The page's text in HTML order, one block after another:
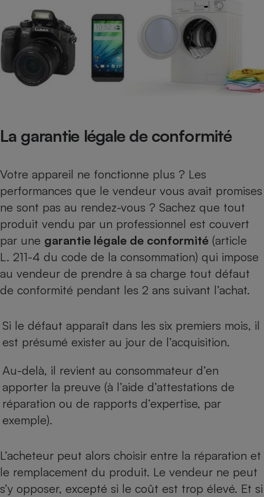
La garantie légale de conformité
Votre appareil ne fonctionne plus ? Les
performances que le vendeur vous avait promises
ne sont pas au rendez-vous ? Sachez que tout
produit vendu par un professionnel est couvert
par une garantie légale de conformité (article
L. 211-4 du code de la consommation) qui impose
au vendeur de prendre à sa charge tout défaut
de conformité pendant les 2 ans suivant l’achat.
Si le défaut apparaît dans les six premiers mois, il
est présumé exister au jour de l’acquisition.
Au-delà, il revient au consommateur d’en
apporter la preuve (à l’aide d’attestations de
réparation ou de rapports d’expertise, par
exemple).
L’acheteur peut alors choisir entre la réparation et
le remplacement du produit. Le vendeur ne peut
s’y opposer, excepté si le coût est trop élevé. Et si
Complément
alimentaire
bouteille
Assurance emprunteur
Banque
Petit électroménager -
Lave-linge
Plaque de cuisson à
Téléphone mobile -
Smartphone
Antivirus
Radiateur électrique
Climatiseur -
Mutuelle
Antimoustique